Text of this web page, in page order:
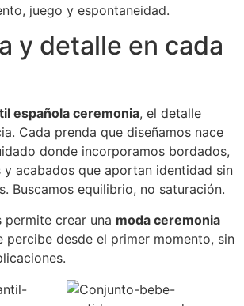
juego y espontaneidad.
y detalle en cada
española ceremonia, el detalle
Cada prenda que diseñamos nace
donde incorporamos bordados,
y acabados que aportan identidad sin
Buscamos equilibrio, no saturación.
permite crear una moda ceremonia
percibe desde el primer momento, sin